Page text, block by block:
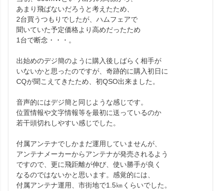
あまり飛ばないだろうと考えたため、
2台買うつもりでしたが、ハムフェアで
聞いていた予定価格より高めだったため
1台で断念・・・。
出始めのデジ簡のように購入後しばらく相手が
いないかと思ったのですが、奇跡的に購入初日に
CQが聞こえてきたため、初QSO出来ました。
音声的にはデジ簡と同じような感じです。
位置情報や文字情報等を最初に送っているのか
若干頭切れしやすい感じでした。
付属アンテナでしかまだ運用していませんが、
アンテナメーカーからアンテナが発売されるよう
ですので、更に飛距離が伸び、使い勝手が良く
なるのではないかと思います。感覚的には、
付属アンテナ運用、市街地で1.5㎞くらいでした。